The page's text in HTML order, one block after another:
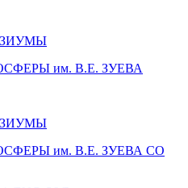
им. В.Е. ЗУЕВА
им. В.Е. ЗУЕВА СО